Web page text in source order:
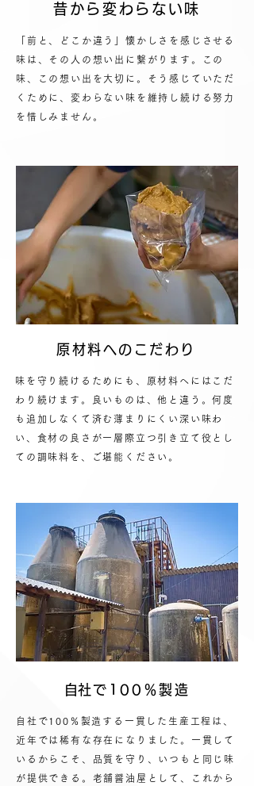
昔から変わらない味
「前と、どこか違う」懐かしさを感じさせる
味は、その人の想い出に繋がります。この
味、この想い出を大切に。そう感じていただ
くために、変わらない味を維持し続ける努力
を惜しみません。
原材料へのこだわり
味を守り続けるためにも、原材料へにはこだ
わり続けます。良いものは、他と違う。何度
も追加しなくて済む薄まりにくい深い味わ
い、食材の良さが一層際立つ引き立て役とし
ての調味料を、ご堪能ください。
​自社で100％製造
自社で100％製造する一貫した生産工程は、
近年では稀有な存在になりました。一貫して
いるからこそ、品質を守り、いつもと同じ味
が提供できる。老舗醤油屋として、これから